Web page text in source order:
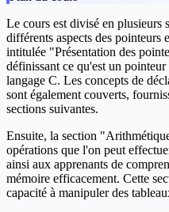
Le cours est divisé en plusieurs
différents aspects des pointeurs
intitulée "Présentation des
définissant ce qu'est un
langage C. Les concepts de
sont également couverts,
sections suivantes.
Ensuite, la section "
opérations que l'on peut
ainsi aux apprenants de
mémoire efficacement. Cette
capacité à manipuler des